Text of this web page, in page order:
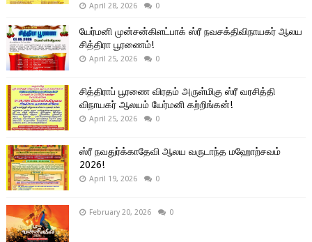
April 28, 2026 0
யேர்மனி முன்சன்கிளட்பாக் ஸ்ரீ நவசக்திவிநாயகர் ஆலய
சித்திரா பூரணைம்!
April 25, 2026 0
சித்திராப் பூரணை விரதம் அருள்மிகு ஸ்ரீ வரசித்தி
விநாயகர் ஆலயம் யேர்மனி கற்றிங்கன்!
April 25, 2026 0
ஸ்ரீ நவதுர்க்காதேவி ஆலய வருடாந்த மஹோற்சவம்
2026!
April 19, 2026 0
February 20, 2026 0